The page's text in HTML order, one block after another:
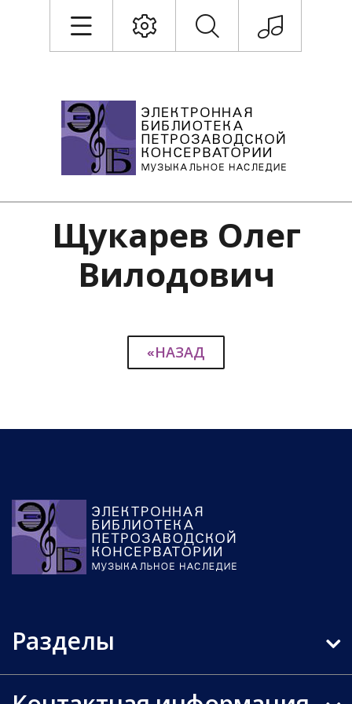
Щукарев Олег
Вилодович
«НАЗАД
Разделы